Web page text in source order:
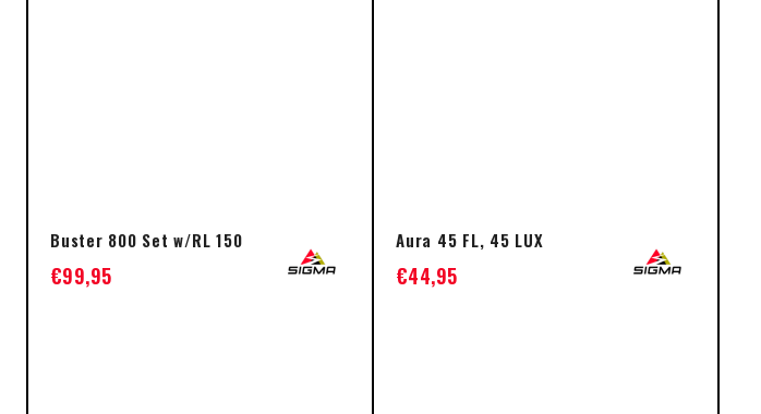
Buster 800 Set w/RL 150
€99,95
Aura 45 FL, 45 LUX
€44,95